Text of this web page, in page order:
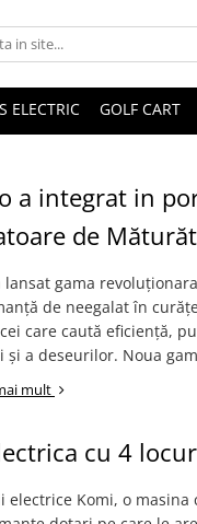
ELECTRIC GOLF CART
a integrat in
de
lansat gama
de neegalat în
care caută eficiență,
și a deseurilor. Noua
mult
cu 4
electrice Komi, o